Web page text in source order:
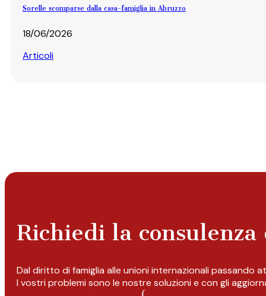
Sorelle scomparse dalla casa-famiglia in Abruzzo
18/06/2026
Articoli
Richiedi la
Dal diritto di famiglia alle unioni internazionali passando
I vostri problemi sono le nostre soluzioni e con gli